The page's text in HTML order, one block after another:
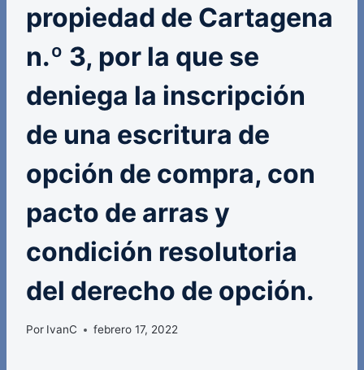
propiedad de Cartagena
n.º 3, por la que se
deniega la inscripción
de una escritura de
opción de compra, con
pacto de arras y
condición resolutoria
del derecho de opción.
Por IvanC febrero 17, 2022